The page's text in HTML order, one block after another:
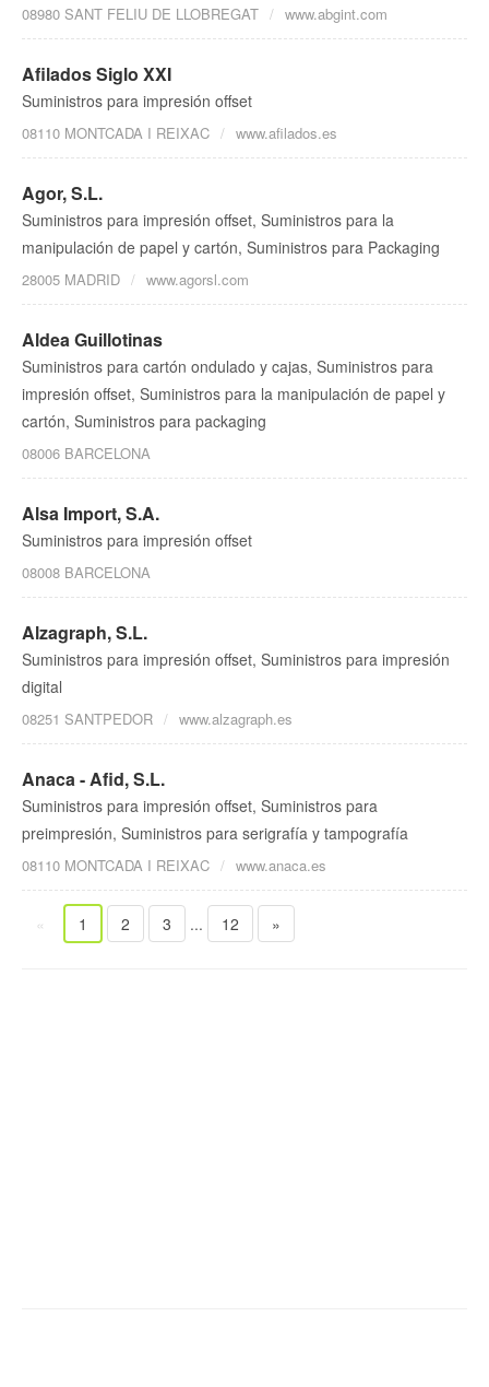
08980 SANT FELIU DE LLOBREGAT www.abgint.com
Afilados Siglo XXI
Suministros para impresión offset
08110 MONTCADA I REIXAC www.afilados.es
Agor, S.L.
Suministros para impresión offset, Suministros para la
manipulación de papel y cartón, Suministros para Packaging
28005 MADRID www.agorsl.com
Aldea Guillotinas
Suministros para cartón ondulado y cajas, Suministros para
impresión offset, Suministros para la manipulación de papel y
cartón, Suministros para packaging
08006 BARCELONA
Alsa Import, S.A.
Suministros para impresión offset
08008 BARCELONA
Alzagraph, S.L.
Suministros para impresión offset, Suministros para impresión
digital
08251 SANTPEDOR www.alzagraph.es
Anaca - Afid, S.L.
Suministros para impresión offset, Suministros para
preimpresión, Suministros para serigrafía y tampografía
08110 MONTCADA I REIXAC www.anaca.es
« 1 2 3 ... 12 »